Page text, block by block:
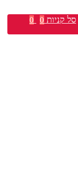
סל קניות 0
0